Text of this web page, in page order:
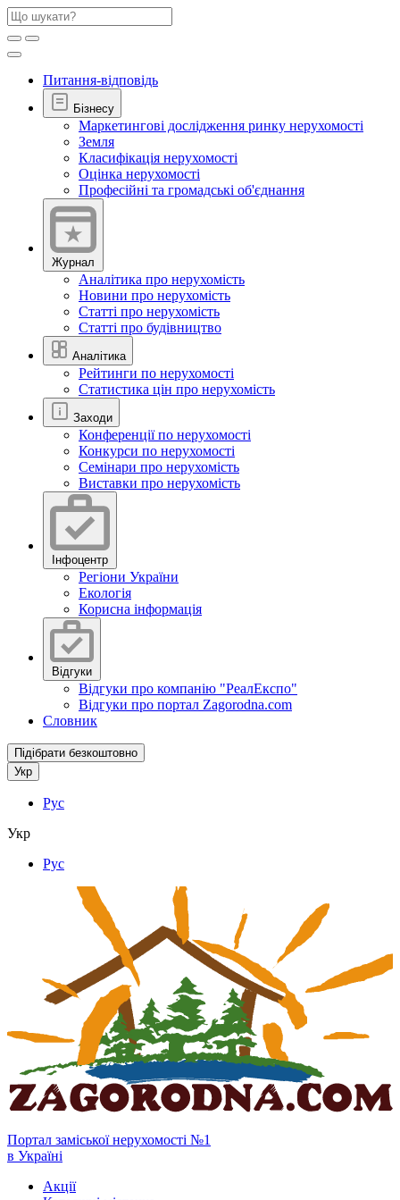
Питання-відповідь
Бізнесу
Маркетингові дослідження ринку нерухомості
Земля
Класифікація нерухомості
Оцінка нерухомості
Професійні та громадські об'єднання
Журнал
Аналітика про нерухомість
Новини про нерухомість
Статті про нерухомість
Статті про будівництво
Аналітика
Рейтинги по нерухомості
Статистика цін про нерухомість
Заходи
Конференції по нерухомості
Конкурси по нерухомості
Семінари про нерухомість
Виставки про нерухомість
Інфоцентр
Регіони України
Екологія
Корисна інформація
Відгуки
Відгуки про компанію "РеалЕкспо"
Відгуки про портал Zagorodna.com
Словник
Підібрати безкоштовно
Укр
Рус
Укр
Рус
Портал заміської нерухомості №1
в Україні
Акції